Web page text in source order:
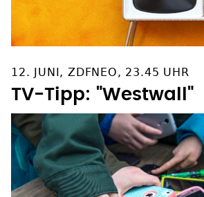
12. JUNI, ZDFNEO, 23.45 UHR
TV-Tipp: "Westwall"